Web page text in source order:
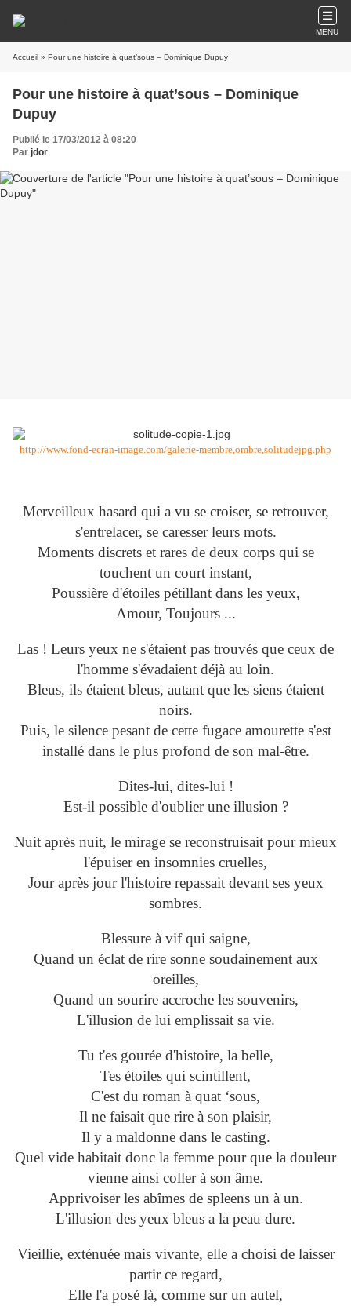
MENU
Accueil » Pour une histoire à quat’sous – Dominique Dupuy
Pour une histoire à quat’sous – Dominique
Dupuy
Publié le 17/03/2012 à 08:20
Par jdor
http://www.fond-ecran-image.com/galerie-membre,ombre,solitudejpg.php
Merveilleux hasard qui a vu se croiser, se retrouver,
s'entrelacer, se caresser leurs mots.
Moments discrets et rares de deux corps qui se
touchent un court instant,
Poussière d'étoiles pétillant dans les yeux,
Amour, Toujours ...
Las ! Leurs yeux ne s'étaient pas trouvés que ceux de
l'homme s'évadaient déjà au loin.
Bleus, ils étaient bleus, autant que les siens étaient
noirs.
Puis, le silence pesant de cette fugace amourette s'est
installé dans le plus profond de son mal-être.
Dites-lui, dites-lui !
Est-il possible d'oublier une illusion ?
Nuit après nuit, le mirage se reconstruisait pour mieux
l'épuiser en insomnies cruelles,
Jour après jour l'histoire repassait devant ses yeux
sombres.
Blessure à vif qui saigne,
Quand un éclat de rire sonne soudainement aux
oreilles,
Quand un sourire accroche les souvenirs,
L'illusion de lui emplissait sa vie.
Tu t'es gourée d'histoire, la belle,
Tes étoiles qui scintillent,
C'est du roman à quat ‘sous,
Il ne faisait que rire à son plaisir,
Il y a maldonne dans le casting.
Quel vide habitait donc la femme pour que la douleur
vienne ainsi coller à son âme.
Apprivoiser les abîmes de spleens un à un.
L'illusion des yeux bleus a la peau dure.
Vieillie, exténuée mais vivante, elle a choisi de laisser
partir ce regard,
Elle l'a posé là, comme sur un autel,